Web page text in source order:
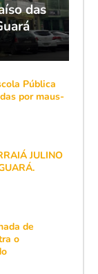
das
Pública
por maus-
JULINO
de
o